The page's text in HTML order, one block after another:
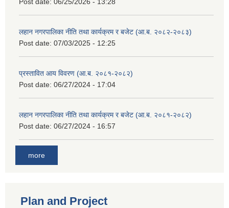
लहान नगरपालिका नीति तथा कार्यक्रम र बजेट (आ.ब. २०८२-२०८३)
Post date: 07/03/2025 - 12:25
प्रस्तावित आय विवरण (आ.ब. २०८१-२०८२)
Post date: 06/27/2024 - 17:04
लहान नगरपालिका नीति तथा कार्यक्रम र बजेट (आ.ब. २०८१-२०८२)
Post date: 06/27/2024 - 16:57
more
Plan and Project